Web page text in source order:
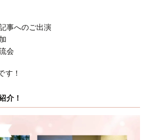
事へのご出演
会
す！
介！